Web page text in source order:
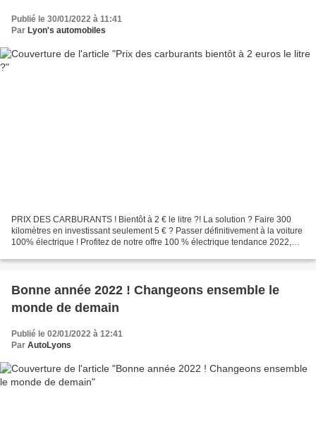
Publié le 30/01/2022 à 11:41
Par Lyon's automobiles
PRIX DES CARBURANTS ! Bientôt à 2 € le litre ?! La solution ? Faire 300
kilomètres en investissant seulement 5 € ? Passer définitivement à la voiture
100% électrique ! Profitez de notre offre 100 % électrique tendance 2022,
Bonne année 2022 ! Changeons ensemble le
monde de demain
Publié le 02/01/2022 à 12:41
Par AutoLyons